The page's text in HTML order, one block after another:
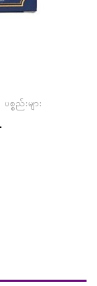
စည်းများ